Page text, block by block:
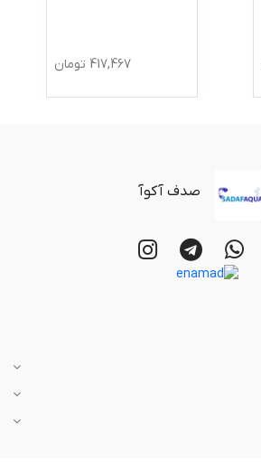
417,467 تومان
صدف آکوآ